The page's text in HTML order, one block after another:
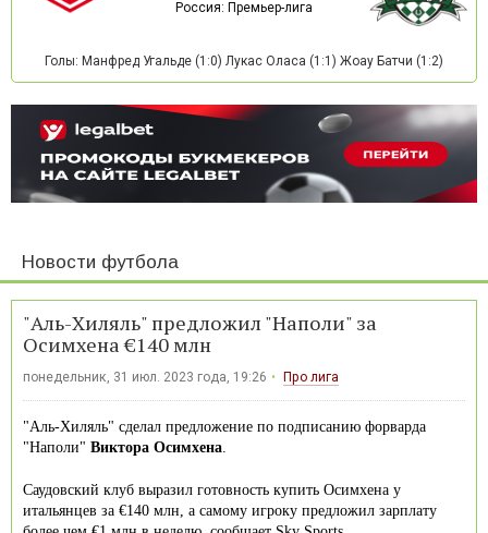
Россия: Премьер-лига
Голы: Манфред Угальде (1:0) Лукас Оласа (1:1) Жоау Батчи (1:2)
Новости футбола
"Аль-Хиляль" предложил "Наполи" за
Осимхена €140 млн
понедельник, 31 июл. 2023 года, 19:26 Про лига
"Аль-Хиляль" сделал предложение по подписанию форварда
"Наполи" Виктора Осимхена
Саудовский клуб выразил готовность купить Осимхена у
итальянцев за €140 млн, а самому игроку предложил зарплату